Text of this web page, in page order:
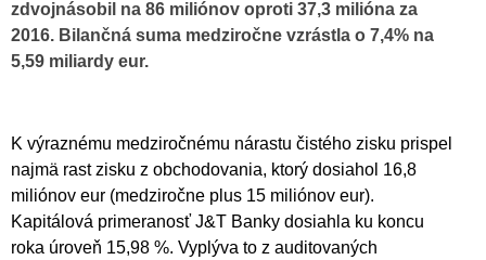
zdvojnásobil na 86 miliónov oproti 37,3 milióna za
2016. Bilančná suma medziročne vzrástla o 7,4% na
5,59 miliardy eur.
K výraznému medziročnému nárastu čistého zisku prispel
najmä rast zisku z obchodovania, ktorý dosiahol 16,8
miliónov eur (medziročne plus 15 miliónov eur).
Kapitálová primeranosť J&T Banky dosiahla ku koncu
roka úroveň 15,98 %. Vyplýva to z auditovaných